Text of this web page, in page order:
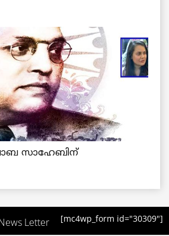
സാഹേബിന്
Letter [mc4wp_form id="30309"]